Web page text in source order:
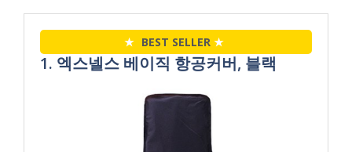
★ BEST SELLER ★
1. 엑스넬스 베이직 항공커버, 블랙